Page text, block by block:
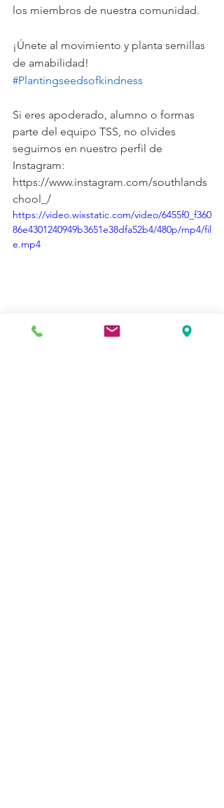
los miembros de nuestra comunidad.
¡Únete al movimiento y planta semillas
de amabilidad!
#Plantingseedsofkindness
Si eres apoderado, alumno o formas
parte del equipo TSS, no olvides
seguirnos en nuestro perfil de
Instagram:
https://www.instagram.com/southlands
chool_/
https://video.wixstatic.com/video/6455f0_f360
86e4301240949b3651e38dfa52b4/480p/mp4/fil
e.mp4